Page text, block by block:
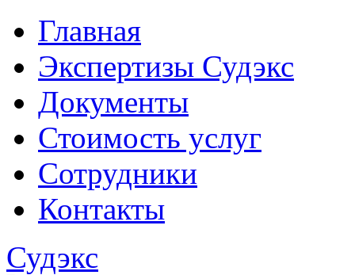
Главная
Экспертизы Судэкс
Документы
Стоимость услуг
Сотрудники
Контакты
Судэкс